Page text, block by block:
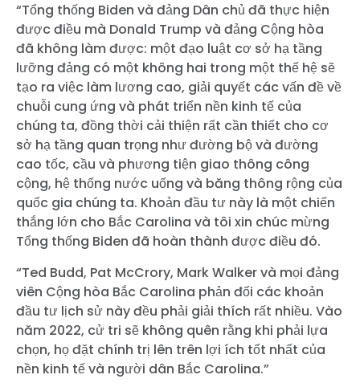
“Tổng thống Biden và đảng Dân chủ đã thực hiện
được điều mà Donald Trump và đảng Cộng hòa
đã không làm được: một đạo luật cơ sở hạ tầng
lưỡng đảng có một không hai trong một thế hệ sẽ
tạo ra việc làm lương cao, giải quyết các vấn đề về
chuỗi cung ứng và phát triển nền kinh tế của
chúng ta, đồng thời cải thiện rất cần thiết cho cơ
sở hạ tầng quan trọng như đường bộ và đường
cao tốc, cầu và phương tiện giao thông công
cộng, hệ thống nước uống và băng thông rộng của
quốc gia chúng ta. Khoản đầu tư này là một chiến
thắng lớn cho Bắc Carolina và tôi xin chúc mừng
Tổng thống Biden đã hoàn thành được điều đó.
“Ted Budd, Pat McCrory, Mark Walker và mọi đảng
viên Cộng hòa Bắc Carolina phản đối các khoản
đầu tư lịch sử này đều phải giải thích rất nhiều. Vào
năm 2022, cử tri sẽ không quên rằng khi phải lựa
chọn, họ đặt chính trị lên trên lợi ích tốt nhất của
nền kinh tế và người dân Bắc Carolina.”